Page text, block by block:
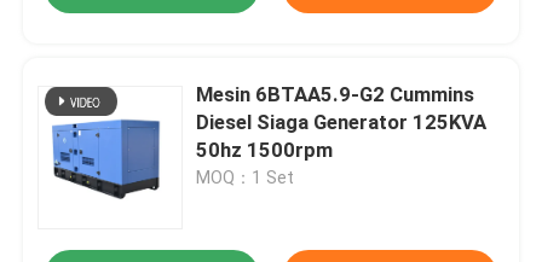
Mesin 6BTAA5.9-G2 Cummins
Diesel Siaga Generator 125KVA
50hz 1500rpm
MOQ：1 Set